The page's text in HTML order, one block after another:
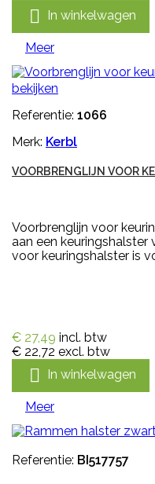
 In winkelwagen
Meer
bekijken
Referentie: 1066
Merk: Kerbl
VOORBRENGLIJN VOOR
Voorbrenglijn voor
aan een keuringshalster
voor keuringshalster is
€ 27,49 incl. btw
€ 22,72 excl. btw
 In winkelwagen
Meer
Referentie: BI517757